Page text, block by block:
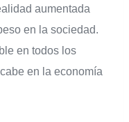
aumentada
en la sociedad.
en todos los
en la economía